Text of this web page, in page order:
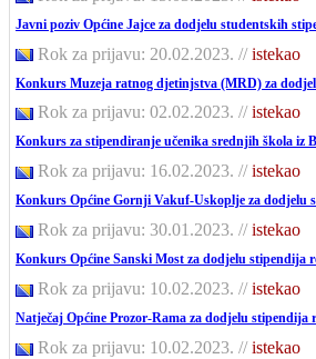
Javni poziv Općine Jajce za dodjelu studentskih
Rok za prijavu: 20.02.2023. //istekao
Konkurs Muzeja ratnog djetinjstva (MRD) za
Rok za prijavu: 02.02.2023. //istekao
Konkurs za stipendiranje učenika srednjih škola iz
Rok za prijavu: 16.02.2023. //istekao
Konkurs Općine Gornji Vakuf-Uskoplje za dodjelu
Rok za prijavu: 30.01.2023. //istekao
Konkurs Općine Sanski Most za dodjelu stipendija
Rok za prijavu: 10.02.2023. //istekao
Natječaj Općine Prozor-Rama za dodjelu stipendija
Rok za prijavu: 10.02.2023. //istekao